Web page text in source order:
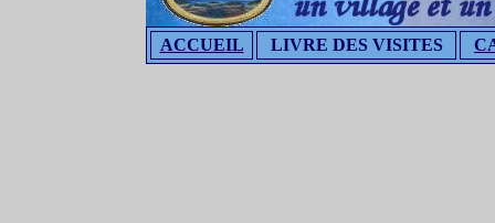
ACCUEIL LIVRE DES VISITES